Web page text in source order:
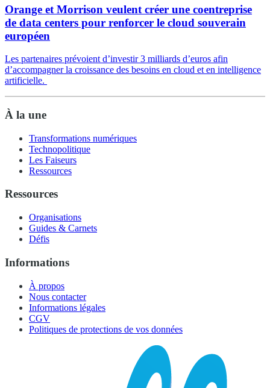
Orange et Morrison veulent créer une coentreprise
de data centers pour renforcer le cloud souverain
européen
Les partenaires prévoient d’investir 3 milliards d’euros afin
d’accompagner la croissance des besoins en cloud et en intelligence
artificielle.
À la une
Transformations numériques
Technopolitique
Les Faiseurs
Ressources
Ressources
Organisations
Guides & Carnets
Défis
Informations
À propos
Nous contacter
Informations légales
CGV
Politiques de protections de vos données